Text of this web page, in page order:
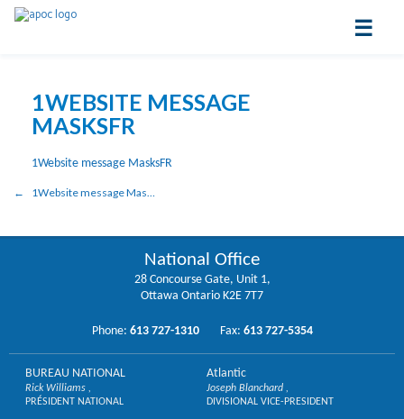
☰
1WEBSITE MESSAGE
MASKSFR
1Website message MasksFR
1Website message MasksFR
National Office
28 Concourse Gate, Unit 1,
Ottawa Ontario K2E 7T7
Phone: 613 727-1310 Fax: 613 727-5354
BUREAU NATIONAL
Rick Williams
PRÉSIDENT NATIONAL
Atlantic
Joseph Blanchard
DIVISIONAL VICE-PRESIDENT